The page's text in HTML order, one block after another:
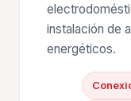
instalación de
energéticos.